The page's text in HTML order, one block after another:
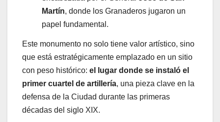
Martín, donde los Granaderos jugaron un
papel fundamental.
Este monumento no solo tiene valor artístico, sino
que está estratégicamente emplazado en un sitio
con peso histórico: el lugar donde se instaló el
primer cuartel de artillería, una pieza clave en la
defensa de la Ciudad durante las primeras
décadas del siglo XIX.